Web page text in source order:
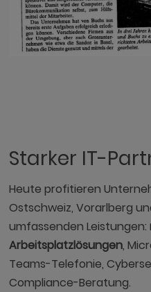
Starker IT-
Heute profitieren
Ostschweiz, Vorarlberg
umfassenden Leistungen:
Arbeitsplatzlösungen,
Teams-Telefonie,
Compliance-Beratung.